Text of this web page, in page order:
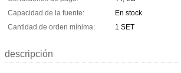
Capacidad de la fuente:
En stock
Cantidad de orden mínima:
1 SET
descripción